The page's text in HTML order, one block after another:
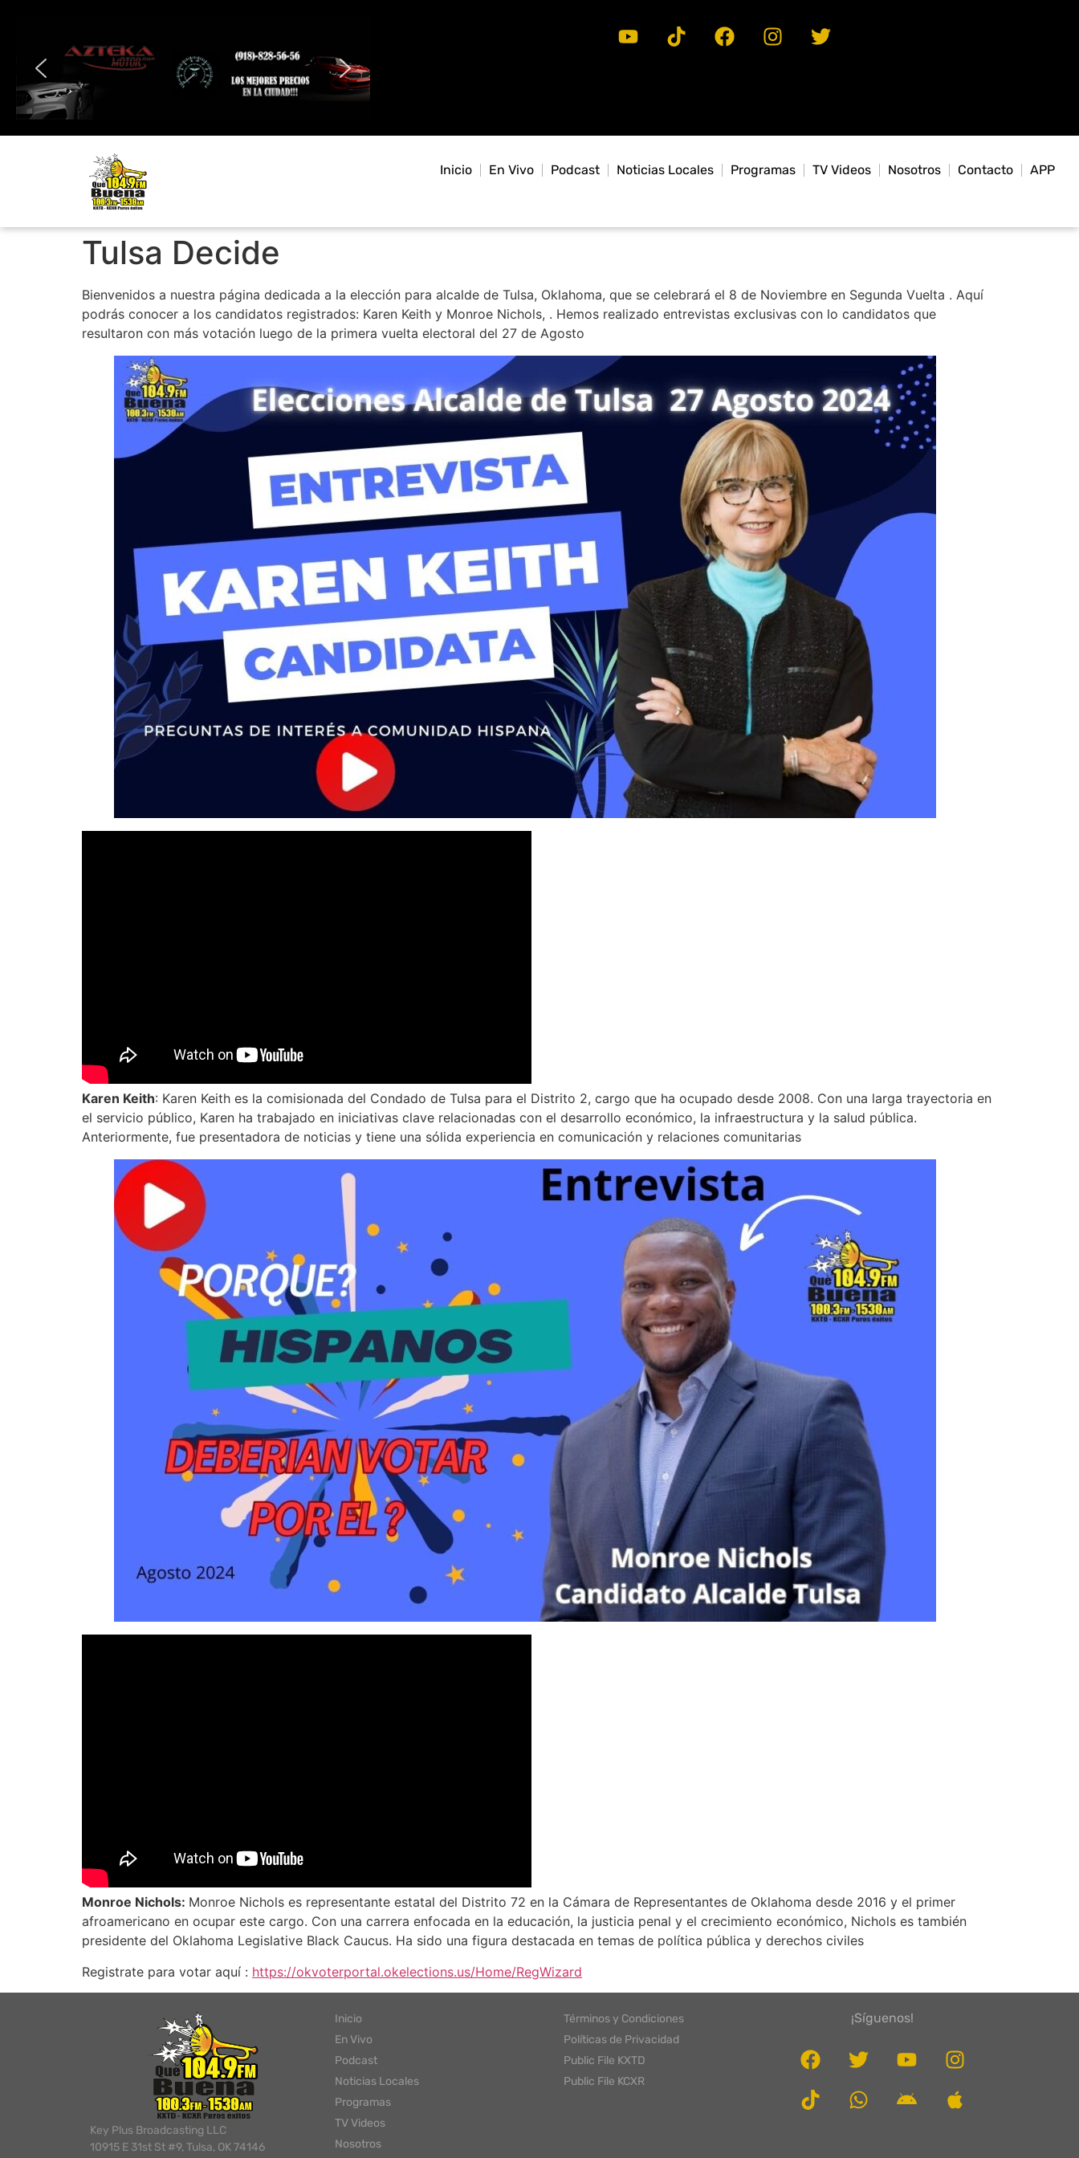
Inicio En Vivo Podcast Noticias Locales Programas TV Videos Nosotros Contacto APP
Tulsa Decide
Bienvenidos a nuestra página dedicada a la elección para alcalde de Tulsa, Oklahoma, que se celebrará el 8 de Noviembre en Segunda Vuelta . Aquí
podrás conocer a los candidatos registrados: Karen Keith y Monroe Nichols, . Hemos realizado entrevistas exclusivas con lo candidatos que
resultaron con más votación luego de la primera vuelta electoral del 27 de Agosto
Karen Keith: Karen Keith es la comisionada del Condado de Tulsa para el Distrito 2, cargo que ha ocupado desde 2008. Con una larga trayectoria en
el servicio público, Karen ha trabajado en iniciativas clave relacionadas con el desarrollo económico, la infraestructura y la salud pública.
Anteriormente, fue presentadora de noticias y tiene una sólida experiencia en comunicación y relaciones comunitarias
Monroe Nichols: Monroe Nichols es representante estatal del Distrito 72 en la Cámara de Representantes de Oklahoma desde 2016 y el primer
afroamericano en ocupar este cargo. Con una carrera enfocada en la educación, la justicia penal y el crecimiento económico, Nichols es también
presidente del Oklahoma Legislative Black Caucus. Ha sido una figura destacada en temas de política pública y derechos civiles​
Registrate para votar aquí : https://okvoterportal.okelections.us/Home/RegWizard
Key Plus Broadcasting LLC
10915 E 31st St #9, Tulsa, OK 74146
Inicio
En Vivo
Podcast
Noticias Locales
Programas
TV Videos
Nosotros
Términos y Condiciones
Políticas de Privacidad
Public File KXTD
Public File KCXR
¡Síguenos!